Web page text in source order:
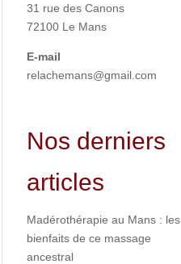
31 rue des Canons
72100 Le Mans
E-mail
relachemans@gmail.com
Nos derniers
articles
Madérothérapie au Mans : les
bienfaits de ce massage
ancestral